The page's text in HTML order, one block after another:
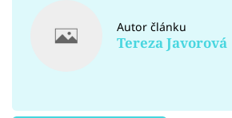
Autor článku
Tereza Javorová